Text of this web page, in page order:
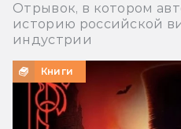
Отрывок, в котором
историю российской
индустрии
Книги